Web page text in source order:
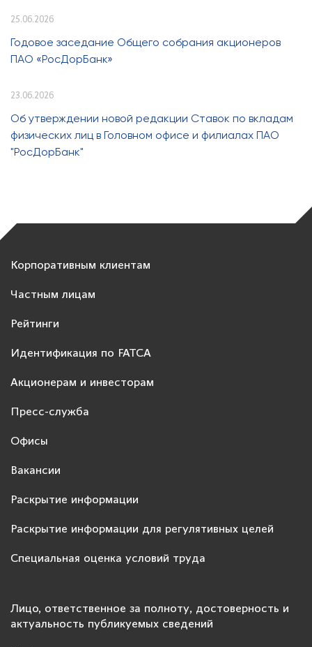
25.06.2026
Годовое заседание Общего собрания акционеров
ПАО «РосДорБанк»
23.06.2026
Об утверждении новой редакции Ставок по вкладам
физических лиц в Головном офисе и филиалах ПАО
"РосДорБанк"
Корпоративным клиентам
Частным лицам
Рейтинги
Идентификация по FATCA
Акционерам и инвесторам
Пресс-служба
Офисы
Вакансии
Раскрытие информации
Раскрытие информации для регулятивных целей
Специальная оценка условий труда
Лицо, ответственное за полноту, достоверность и
актуальность публикуемых сведений